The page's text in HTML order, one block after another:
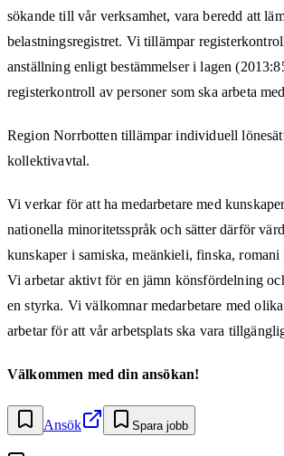
sökande till vår verksamhet, vara beredd att
belastningsregistret. Vi tillämpar
anställning enligt bestämmelser i lagen
registerkontroll av personer som ska arbeta
Region Norrbotten tillämpar individuell
kollektivavtal.
Vi verkar för att ha medarbetare med
nationella minoritetsspråk och sätter därför
kunskaper i samiska, meänkieli, finska,
Vi arbetar aktivt för en jämn könsfördelning
en styrka. Vi välkomnar medarbetare med
arbetar för att vår arbetsplats ska vara
Välkommen med din ansökan!
Ansök Spara jobb